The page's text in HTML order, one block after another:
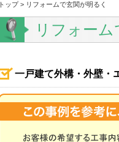
トップ> リフォームで玄関が明るく
リフォーム
一戸建て外構・外壁・